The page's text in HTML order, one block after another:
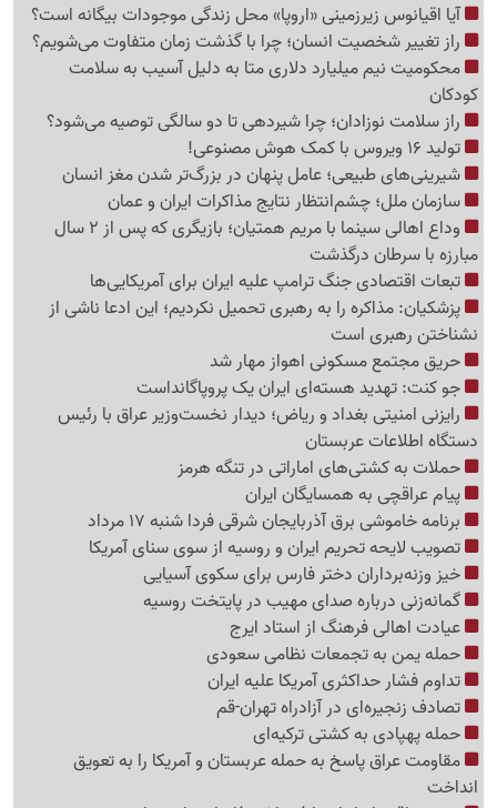
آیا اقیانوس زیرزمینی «اروپا» محل زندگی موجودات بیگانه است؟
راز تغییر شخصیت انسان؛ چرا با گذشت زمان متفاوت می‌شویم؟
محکومیت نیم میلیارد دلاری متا به دلیل آسیب به سلامت
کودکان
راز سلامت نوزادان؛ چرا شیردهی تا دو سالگی توصیه می‌شود؟
تولید 16 ویروس با کمک هوش مصنوعی!
شیرینی‌های طبیعی؛ عامل پنهان در بزرگ‌تر شدن مغز انسان
سازمان ملل؛ چشم‌انتظار نتایج مذاکرات ایران و عمان
وداع اهالی سینما با مریم همتیان؛ بازیگری که پس از 2 سال
مبارزه با سرطان درگذشت
تبعات اقتصادی جنگ ترامپ علیه ایران برای آمریکایی‌ها
پزشکیان: مذاکره را به رهبری تحمیل نکردیم؛ این ادعا ناشی از
نشناختن رهبری است
حریق مجتمع مسکونی اهواز مهار شد
جو کنت: تهدید هسته‌ای ایران یک پروپاگانداست
رایزنی امنیتی بغداد و ریاض؛ دیدار نخست‌وزیر عراق با رئیس
دستگاه اطلاعات عربستان
حملات به کشتی‌های اماراتی در تنگه هرمز
پیام عراقچی به همسایگان ایران
برنامه خاموشی برق آذربایجان شرقی فردا شنبه 17 مرداد
تصویب لایحه تحریم ایران و روسیه از سوی سنای آمریکا
خیز وزنه‌برداران دختر فارس برای سکوی آسیایی
گمانه‌زنی درباره صدای مهیب در پایتخت روسیه
عیادت اهالی فرهنگ از استاد ایرج
حمله یمن به تجمعات نظامی سعودی
تداوم فشار حداکثری آمریکا علیه ایران
تصادف زنجیره‌ای در آزادراه تهران-قم
حمله پهپادی به کشتی ترکیه‌ای
مقاومت عراق پاسخ به حمله عربستان و آمریکا را به تعویق
انداخت